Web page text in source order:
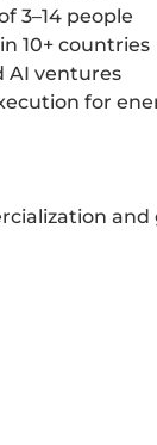
3–14 people
10+ countries
AI ventures
for